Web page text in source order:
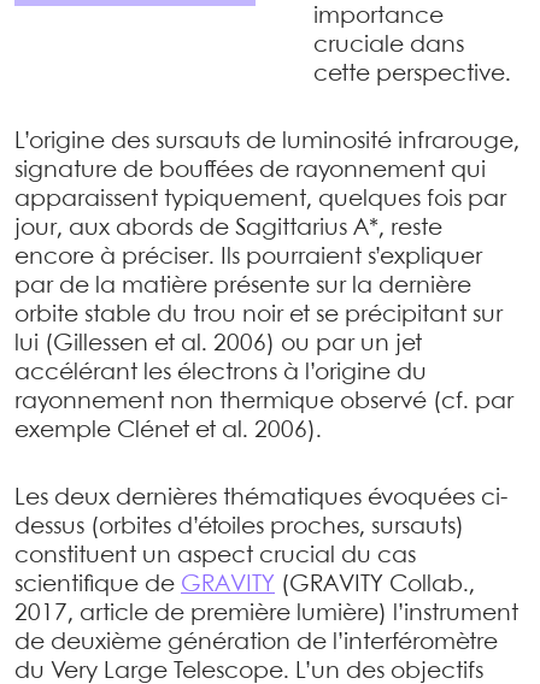
importance
cruciale dans
cette perspective.
L’origine des sursauts de luminosité infrarouge,
signature de bouffées de rayonnement qui
apparaissent typiquement, quelques fois par
jour, aux abords de Sagittarius A*, reste
encore à préciser. Ils pourraient s’expliquer
par de la matière présente sur la dernière
orbite stable du trou noir et se précipitant sur
lui (Gillessen et al. 2006) ou par un jet
accélérant les électrons à l’origine du
rayonnement non thermique observé (cf. par
exemple Clénet et al. 2006).
Les deux dernières thématiques évoquées ci-
dessus (orbites d’étoiles proches, sursauts)
constituent un aspect crucial du cas
scientifique de GRAVITY (GRAVITY Collab.,
2017, article de première lumière) l’instrument
de deuxième génération de l’interféromètre
du Very Large Telescope. L’un des objectifs